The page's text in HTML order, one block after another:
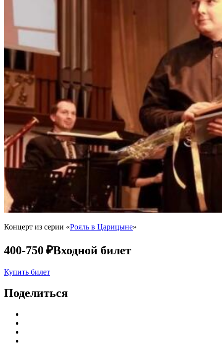
Концерт из серии «Рояль в Царицыне»
400-750 ₽Входной билет
Купить билет
Поделиться